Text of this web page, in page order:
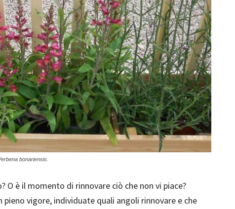
bonariensis.
è il momento di rinnovare ciò che non vi piace?
vigore, individuate quali angoli rinnovare e che